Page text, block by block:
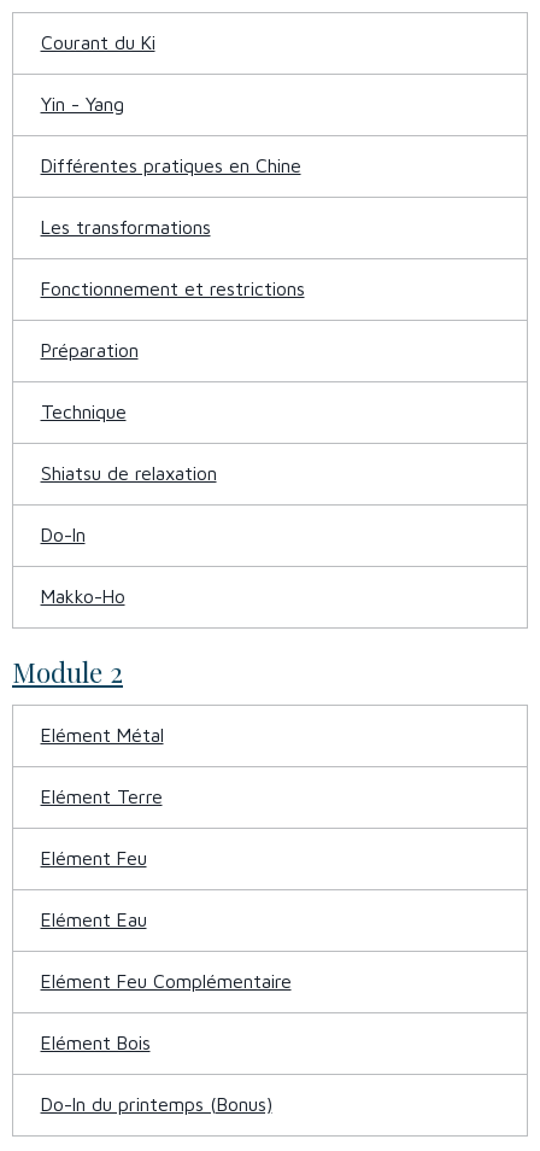
Courant du Ki
Yin - Yang
Différentes pratiques en Chine
Les transformations
Fonctionnement et restrictions
Préparation
Technique
Shiatsu de relaxation
Do-In
Makko-Ho
Module 2
Elément Métal
Elément Terre
Elément Feu
Elément Eau
Elément Feu Complémentaire
Elément Bois
Do-In du printemps (Bonus)